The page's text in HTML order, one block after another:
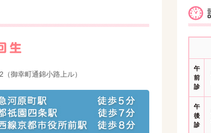
御幸町通錦小路上ル）
午
前
診
午
後
診